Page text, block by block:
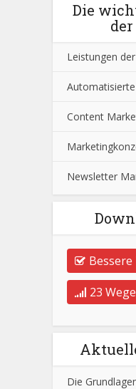
Die
Leistungen
Content
Newsletter
23
Die